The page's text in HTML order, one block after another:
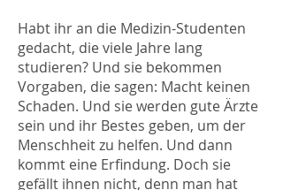
Habt ihr an die Medizin-Studenten
gedacht, die viele Jahre lang
studieren? Und sie bekommen
Vorgaben, die sagen: Macht keinen
Schaden. Und sie werden gute Ärzte
sein und ihr Bestes geben, um der
Menschheit zu helfen. Und dann
kommt eine Erfindung. Doch sie
gefällt ihnen nicht, denn man hat